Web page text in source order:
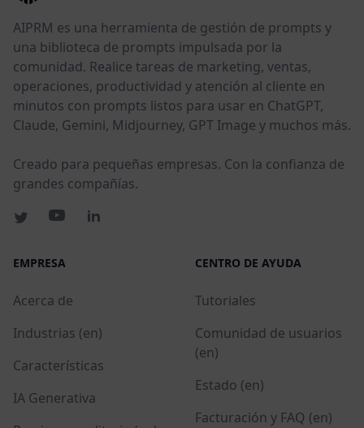
AIPRM es una herramienta de gestión de prompts y
una biblioteca de prompts impulsada por la
comunidad. Realice tareas de marketing, ventas,
operaciones, productividad y atención al cliente en
minutos con prompts listos para usar en ChatGPT,
Claude, Gemini, Midjourney, GPT Image y muchos más.
Creado para pequeñas empresas. Con la confianza de
grandes compañías.
EMPRESA
Acerca de
Industrias (en)
Características
IA Generativa
CENTRO DE AYUDA
Tutoriales
Comunidad de usuarios
(en)
Estado (en)
Facturación y FAQ (en)